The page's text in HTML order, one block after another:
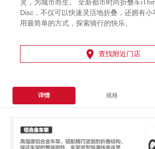
灵，为城市而生。 全新都市时尚折叠车
Disc，不仅可以快速灵活地折叠，还拥有小
用最简单的方式，探索骑行的快乐。
 查找附近门店
详情 规格